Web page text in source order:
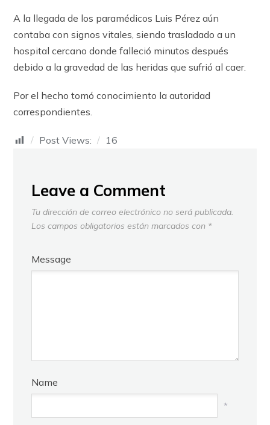
A la llegada de los paramédicos Luis Pérez aún
contaba con signos vitales, siendo trasladado a un
hospital cercano donde falleció minutos después
debido a la gravedad de las heridas que sufrió al caer.
Por el hecho tomó conocimiento la autoridad
correspondientes.
Post Views: 16
Leave a Comment
Tu dirección de correo electrónico no será publicada.
Los campos obligatorios están marcados con *
Message
Name
*